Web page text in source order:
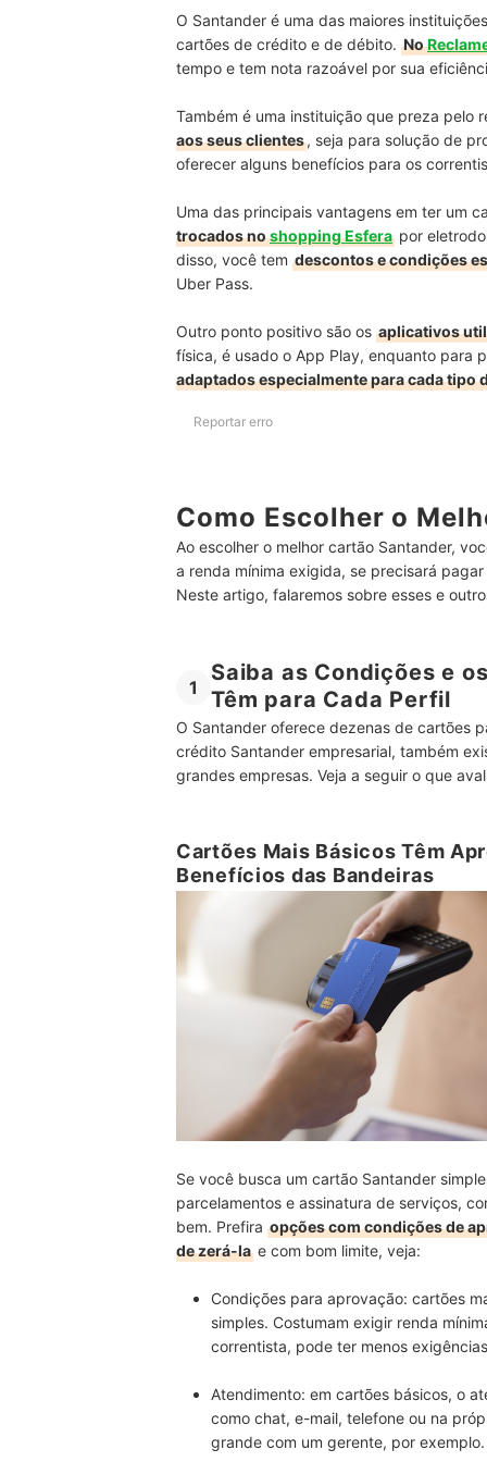
O Santander é uma das maiores
cartões de crédito e de débito. No
tempo e tem nota razoável por sua
Também é uma instituição que preza pelo
aos seus clientes, seja para solução de
oferecer alguns benefícios para os
Uma das principais vantagens em ter um
trocados noshopping Esfera por
disso, você tem descontos e condições
Uber Pass.
Outro ponto positivo são os aplicativos
física, é usado o App Play, enquanto para
adaptados especialmente para cada tipo
Reportar erro
Como Escolher o
Ao escolher o melhor cartão Santander,
a renda mínima exigida, se precisará
Neste artigo, falaremos sobre esses e
1
Saiba as Condições e
Têm para Cada Perfil
O Santander oferece dezenas de cartões
crédito Santander empresarial, também
grandes empresas. Veja a seguir o que
Cartões Mais Básicos Têm
Benefícios das Bandeiras
Se você busca um cartão Santander
parcelamentos e assinatura de serviços,
bem. Prefira opções com condições de
de zerá-la e com bom limite, veja:
Condições para aprovação: cartões
simples. Costumam exigir renda
correntista, pode ter menos
Atendimento: em cartões básicos, o
como chat, e-mail, telefone ou na
grande com um gerente, por exemplo.